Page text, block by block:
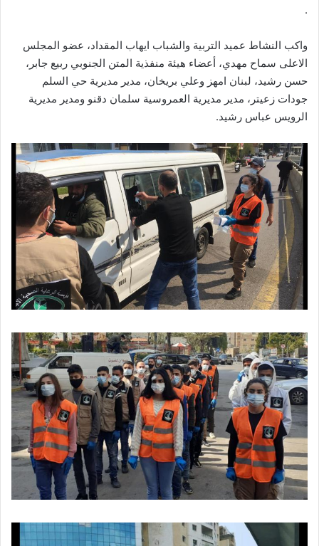
.
واكب النشاط عميد التربية والشباب ايهاب المقداد، عضو المجلس
الاعلى سماح مهدي، أعضاء هيئة منفذية المتن الجنوبي ربيع جابر،
حسن رشيد، لبنان امهز وعلي بريخان، مدير مديرية حي السلم
جودات زعيتر، مدير مديرية العمروسية سلمان دقنو ومدير مديرية
الرويس عباس رشيد.